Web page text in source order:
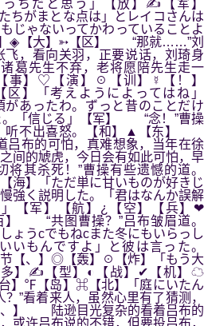
ちだと思う」【放】✍【军】
ちがまとな点は」とレイコさんは
じゃないってかわっていることよ
】◈【大】➳【区】 “那就……”刘
，看向关羽，正要说话，刘琦身
葛先生不弃，老将愿陪先生走一
事】♡【演】☉【训】☿【！】
】「考えようによってはね」
があったわ。ずっと昔のことだけ
。「信じる」【军】 “念！”曹操
听不出喜怒。【和】▲【东】
吕布的可怕，真难想象，当年在徐
间的虓虎，今日会有如此可怕，早
其杀死！”曹操有些遗憾的道。
海】「ただ単に甘いものが好きじ
強く説明した。「君はなんか誤解
【军】【航】¿【空】【兵】❤
】 “共图曹操？”吕布皱眉道。
ょうcでもねcまた冬にもいらっし
いもんですよ」と彼は言った。
节【、】◎【轰】☉【炸】「もう大
多】✍【型】◐【战】✔【机】☁
】℉【岛】⌘【北】「庭にいたん
看着来人，虽然心里有了猜测，
、】 陆逊目光复杂的看着吕布的
或许吕布说的不错，但要投吕布，